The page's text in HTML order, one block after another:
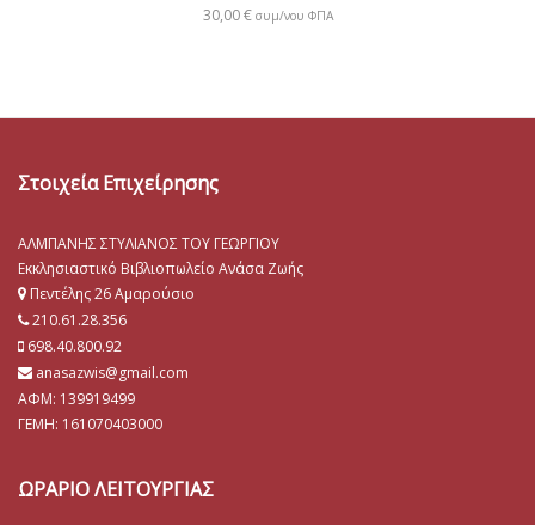
30,00€ συμ/νου ΦΠΑ
Στοιχεία Επιχείρησης
ΑΛΜΠΑΝΗΣ ΣΤΥΛΙΑΝΟΣ ΤΟΥ ΓΕΩΡΓΙΟΥ
Εκκλησιαστικό Βιβλιοπωλείο Ανάσα Ζωής
Πεντέλης 26 Αμαρούσιο
210.61.28.356
698.40.800.92
anasazwis@gmail.com
ΑΦΜ: 139919499
ΓΕΜΗ: 161070403000
ΩΡΑΡΙΟ ΛΕΙΤΟΥΡΓΙΑΣ